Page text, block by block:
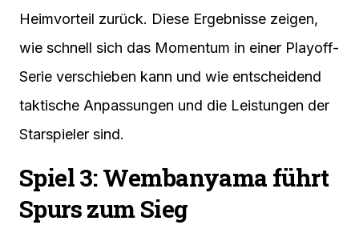
Heimvorteil zurück. Diese Ergebnisse zeigen,
wie schnell sich das Momentum in einer Playoff-
Serie verschieben kann und wie entscheidend
taktische Anpassungen und die Leistungen der
Starspieler sind.
Spiel 3: Wembanyama führt
Spurs zum Sieg